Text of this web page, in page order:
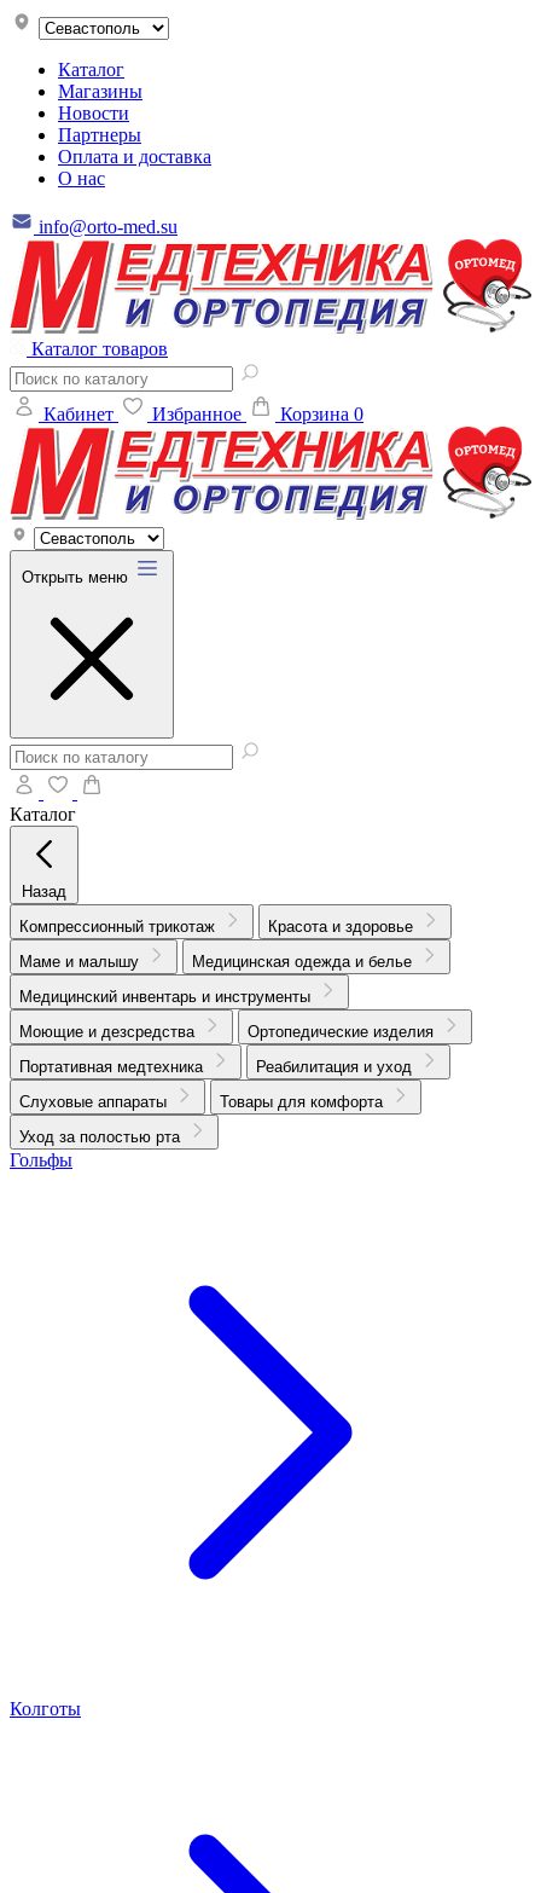
Каталог
Магазины
Новости
Партнеры
Оплата и доставка
О нас
info@orto-med.su
Каталог товаров
Кабинет Избранное Корзина 0
Открыть меню
Каталог
Назад
Компрессионный трикотаж
Красота и здоровье
Маме и малышу
Медицинская одежда и белье
Медицинский инвентарь и инструменты
Моющие и дезсредства
Ортопедические изделия
Портативная медтехника
Реабилитация и уход
Слуховые аппараты
Товары для комфорта
Уход за полостью рта
Гольфы
Колготы